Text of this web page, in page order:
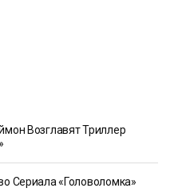
Возглавят Триллер
Сериала «Головоломка»